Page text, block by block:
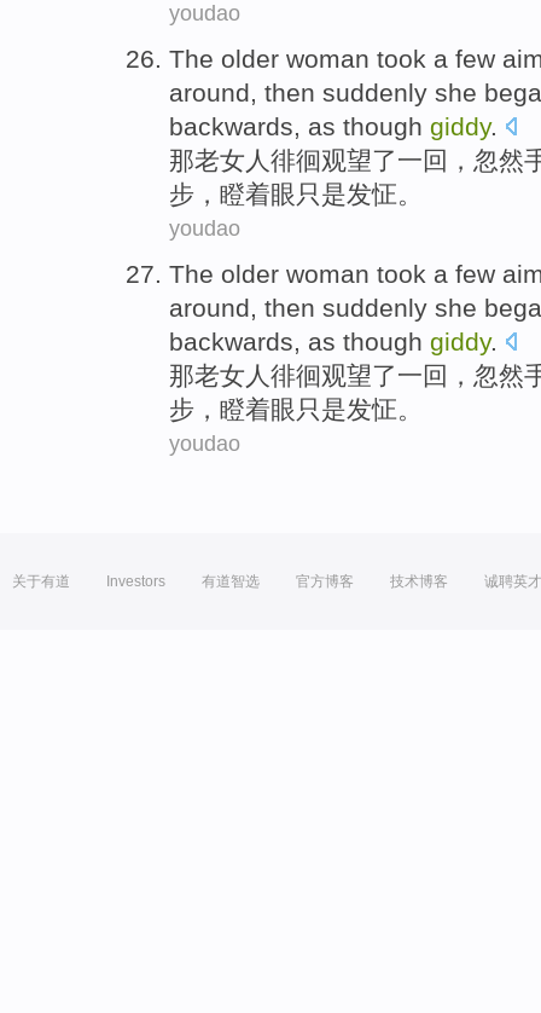
youdao
The older woman took a few
around, then suddenly she
backwards, as though giddy.
那老女人 徘徊观望了一回， 忽然
步 ， 瞪着眼 只是发怔。
youdao
The older woman took a few
around, then suddenly she
backwards, as though giddy.
那老女人 徘徊观望了一回， 忽然
步 ， 瞪着眼 只是发怔。
youdao
关于有道 Investors 有道智选 官方博客 技术博客 诚聘英才